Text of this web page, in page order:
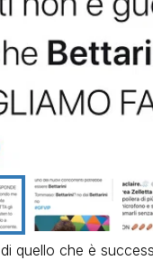
quello che è